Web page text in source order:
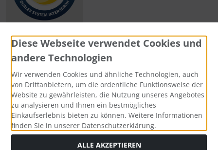
Zahlungsmethoden
Social Media
Diese Webseite verwendet Cookies und
andere Technologien
Wir verwenden Cookies und ähnliche Technologien, auch
von Drittanbietern, um die ordentliche Funktionsweise der
Website zu gewährleisten, die Nutzung unseres Angebotes
zu analysieren und Ihnen ein bestmögliches
Einkaufserlebnis bieten zu können. Weitere Informationen
finden Sie in unserer Datenschutzerklärung.
ALLE AKZEPTIEREN